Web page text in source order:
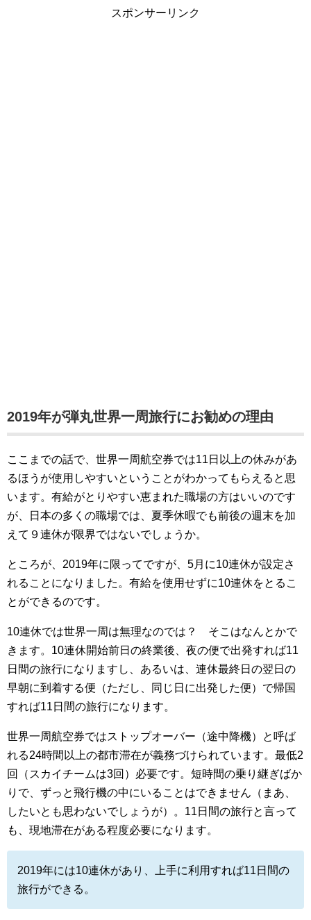
スポンサーリンク
2019年が弾丸世界一周旅行にお勧めの理由
ここまでの話で、世界一周航空券では11日以上の休みがあ
るほうが使用しやすいということがわかってもらえると思
います。有給がとりやすい恵まれた職場の方はいいのです
が、日本の多くの職場では、夏季休暇でも前後の週末を加
えて９連休が限界ではないでしょうか。
ところが、2019年に限ってですが、5月に10連休が設定さ
れることになりました。有給を使用せずに10連休をとるこ
とができるのです。
10連休では世界一周は無理なのでは？ そこはなんとかで
きます。10連休開始前日の終業後、夜の便で出発すれば11
日間の旅行になりますし、あるいは、連休最終日の翌日の
早朝に到着する便（ただし、同じ日に出発した便）で帰国
すれば11日間の旅行になります。
世界一周航空券ではストップオーバー（途中降機）と呼ば
れる24時間以上の都市滞在が義務づけられています。最低2
回（スカイチームは3回）必要です。短時間の乗り継ぎばか
りで、ずっと飛行機の中にいることはできません（まあ、
したいとも思わないでしょうが）。11日間の旅行と言って
も、現地滞在がある程度必要になります。
2019年には10連休があり、上手に利用すれば11日間の
旅行ができる。